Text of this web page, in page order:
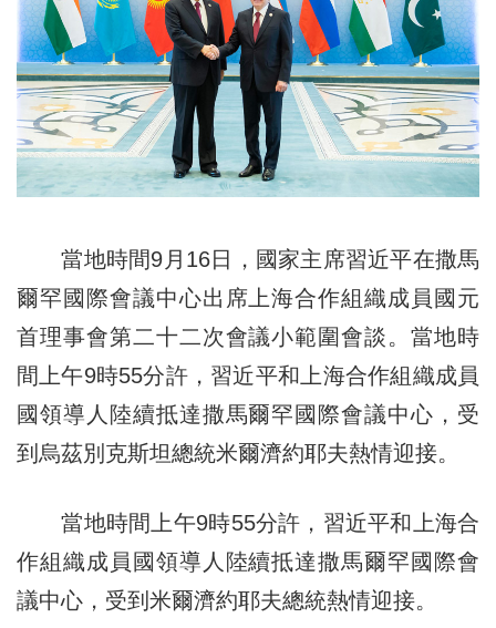
當地時間9月16日，國家主席習近平在撒馬
爾罕國際會議中心出席上海合作組織成員國元
首理事會第二十二次會議小範圍會談。當地時
間上午9時55分許，習近平和上海合作組織成員
國領導人陸續抵達撒馬爾罕國際會議中心，受
到烏茲別克斯坦總統米爾濟約耶夫熱情迎接。
當地時間上午9時55分許，習近平和上海合
作組織成員國領導人陸續抵達撒馬爾罕國際會
議中心，受到米爾濟約耶夫總統熱情迎接。